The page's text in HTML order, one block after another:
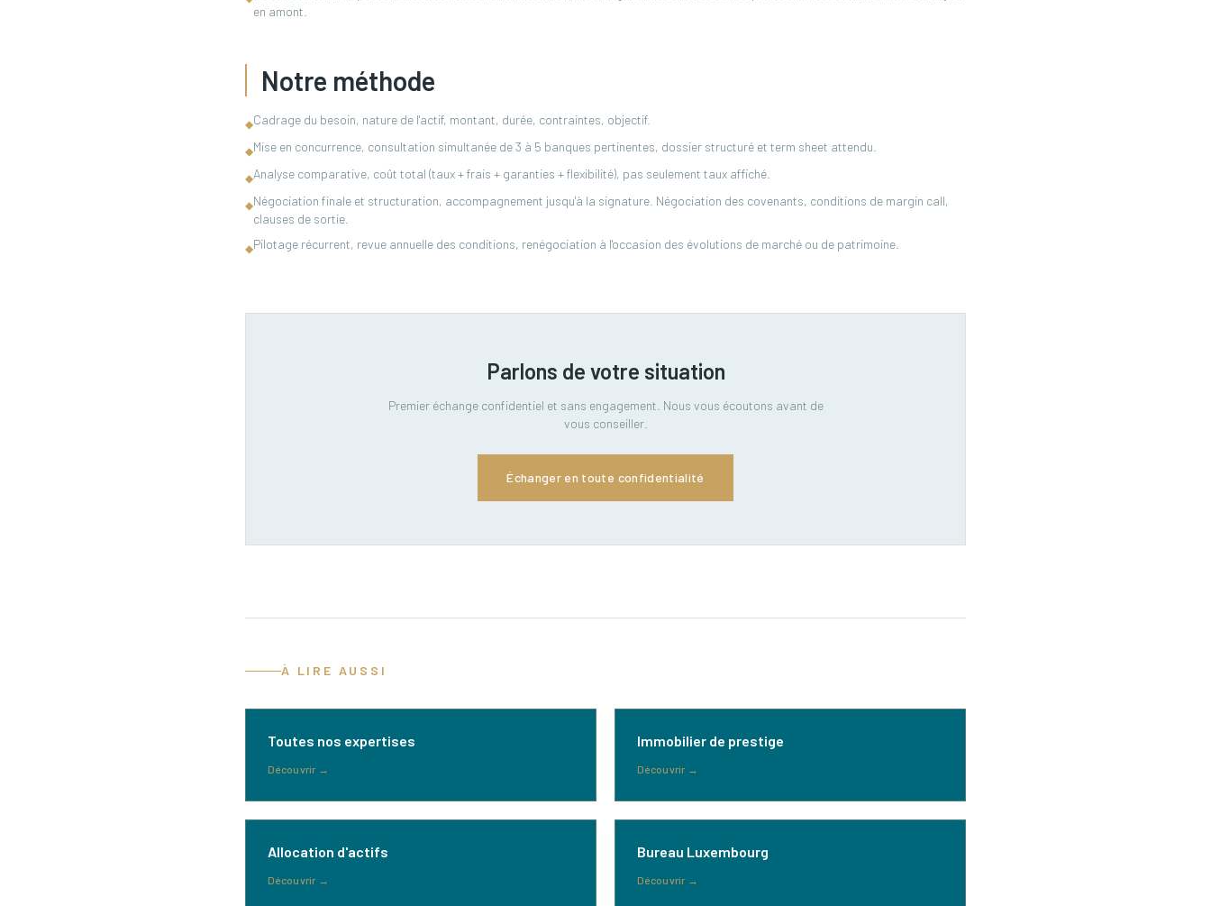
en amont.
Notre méthode
◆Cadrage du besoin, nature de l'actif, montant, durée, contraintes, objectif.
◆Mise en concurrence, consultation simultanée de 3 à 5 banques pertinentes, dossier structuré et term sheet attendu.
◆Analyse comparative, coût total (taux + frais + garanties + flexibilité), pas seulement taux affiché.
◆Négociation finale et structuration, accompagnement jusqu'à la signature. Négociation des covenants, conditions de margin call,
clauses de sortie.
◆Pilotage récurrent, revue annuelle des conditions, renégociation à l'occasion des évolutions de marché ou de patrimoine.
Parlons de votre situation
Premier échange confidentiel et sans engagement. Nous vous écoutons avant de
vous conseiller.
Échanger en toute confidentialité
À LIRE AUSSI
Toutes nos expertises
Découvrir→
Immobilier de prestige
Découvrir→
Allocation d'actifs
Découvrir→
Bureau Luxembourg
Découvrir→